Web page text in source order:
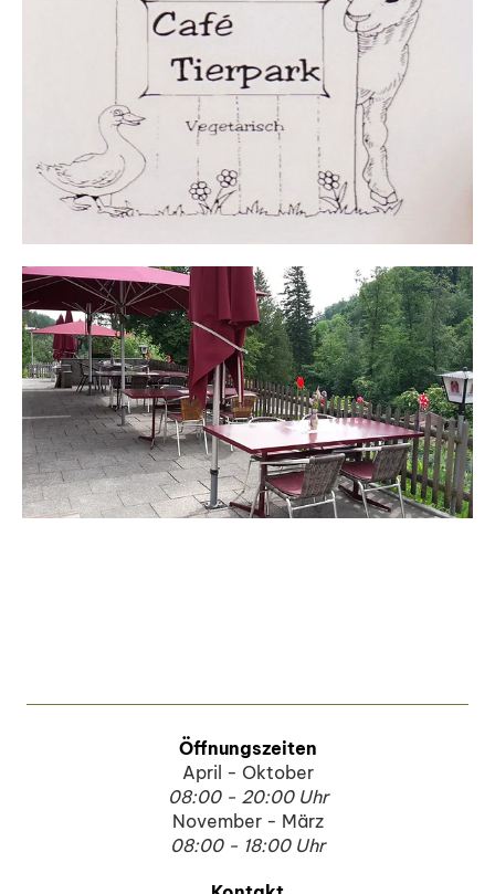
Öffnungszeiten
April - Oktober
08:00 - 20:00 Uhr
November - März
08:00 - 18:00 Uhr